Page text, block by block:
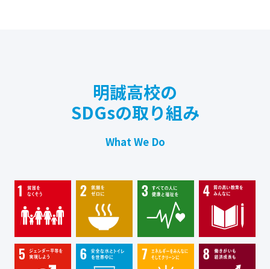
明誠高校の
SDGsの取り組み
What We Do